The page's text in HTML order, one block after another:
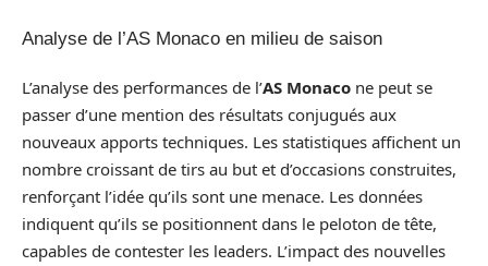
Analyse de l’AS Monaco en milieu de saison
L’analyse des performances de l’AS Monaco ne peut se
passer d’une mention des résultats conjugués aux
nouveaux apports techniques. Les statistiques affichent un
nombre croissant de tirs au but et d’occasions construites,
renforçant l’idée qu’ils sont une menace. Les données
indiquent qu’ils se positionnent dans le peloton de tête,
capables de contester les leaders. L’impact des nouvelles